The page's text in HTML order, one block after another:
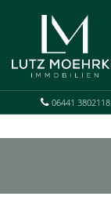
06441 3802118